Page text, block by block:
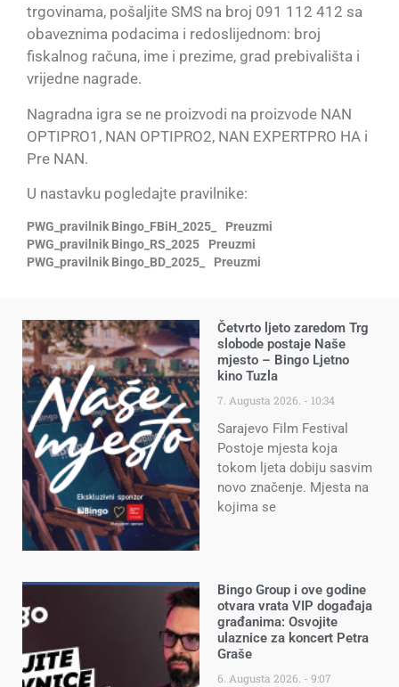
trgovinama, pošaljite SMS na broj 091 112 412 sa
obaveznima podacima i redoslijednom: broj
fiskalnog računa, ime i prezime, grad prebivališta i
vrijedne nagrade.
Nagradna igra se ne proizvodi na proizvode NAN
OPTIPRO1, NAN OPTIPRO2, NAN EXPERTPRO HA i
Pre NAN.
U nastavku pogledajte pravilnike:
PWG_pravilnik Bingo_FBiH_2025_
Preuzmi
PWG_pravilnik Bingo_RS_2025
Preuzmi
PWG_pravilnik Bingo_BD_2025_
Preuzmi
Četvrto ljeto zaredom Trg
slobode postaje Naše
mjesto – Bingo Ljetno
kino Tuzla
7. Augusta 2026. 10:34
Sarajevo Film Festival
Postoje mjesta koja
tokom ljeta dobiju sasvim
novo značenje. Mjesta na
kojima se
Bingo Group i ove godine
otvara vrata VIP događaja
građanima: Osvojite
ulaznice za koncert Petra
Graše
6. Augusta 2026. 9:07